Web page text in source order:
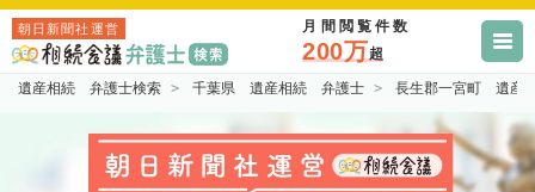
朝日新聞社運営 月間閲覧件数
200万超
遺産相続 弁護士検索 千葉県 遺産相続 弁護士 長生郡一宮町 遺産